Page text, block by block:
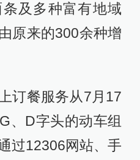
及多种富有地域
原来的300余种增
订餐服务从7月17
、D字头的动车组
过12306网站、手